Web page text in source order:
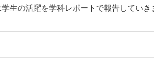
生の活躍を学科レポートで報告していき